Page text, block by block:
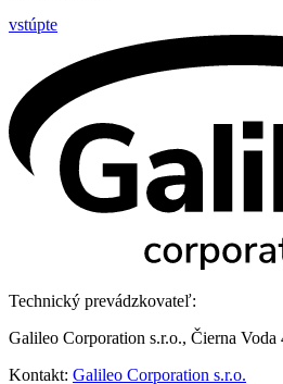
vstúpte
Technický prevádzkovateľ:
Galileo Corporation s.r.o., Čierna Voda
Kontakt: Galileo Corporation s.r.o.